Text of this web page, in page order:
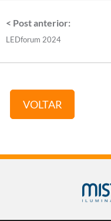
< Post anterior:
LEDforum 2024
VOLTAR